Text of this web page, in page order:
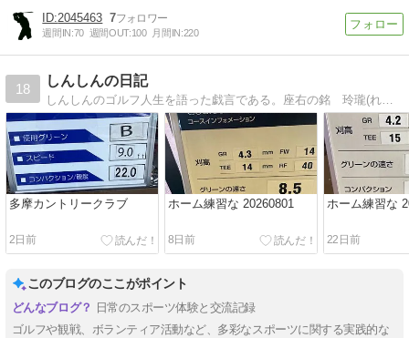
2045463 7
週間IN:70 週間OUT:100 月間IN:220
18
しんしんの日記
しんしんのゴルフ人生を語った戯言である。座右の銘 玲瓏(れいろう ） with MINI Cooper
多摩カントリークラブ
2日前
ホーム練習な 20260801
8日前
ホーム練習な
22日前
このブログのここがポイント
日常のスポーツ体験と交流記録
ゴルフや観戦、ボランティア活動など、多彩なスポーツに関する実践的な